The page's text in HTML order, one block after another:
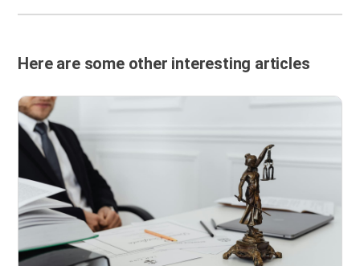
Here are some other interesting articles